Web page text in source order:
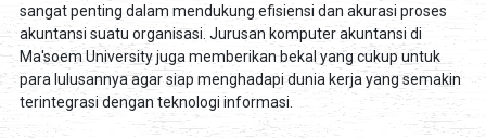
sangat penting dalam mendukung efisiensi dan akurasi proses
akuntansi suatu organisasi. Jurusan komputer akuntansi di
Ma'soem University juga memberikan bekal yang cukup untuk
para lulusannya agar siap menghadapi dunia kerja yang semakin
terintegrasi dengan teknologi informasi.